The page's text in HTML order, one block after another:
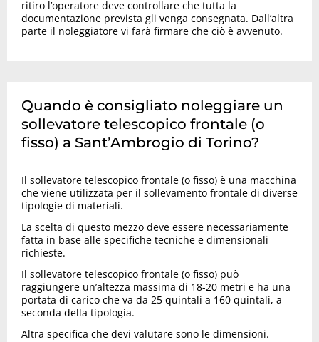
ritiro l’operatore deve controllare che tutta la
documentazione prevista gli venga consegnata. Dall’altra
parte il noleggiatore vi farà firmare che ciò è avvenuto.
Quando è consigliato noleggiare un
sollevatore telescopico frontale (o
fisso) a Sant’Ambrogio di Torino?
Il sollevatore telescopico frontale (o fisso) è una macchina
che viene utilizzata per il sollevamento frontale di diverse
tipologie di materiali.
La scelta di questo mezzo deve essere necessariamente
fatta in base alle specifiche tecniche e dimensionali
richieste.
Il sollevatore telescopico frontale (o fisso) può
raggiungere un’altezza massima di 18-20 metri e ha una
portata di carico che va da 25 quintali a 160 quintali, a
seconda della tipologia.
Altra specifica che devi valutare sono le dimensioni.